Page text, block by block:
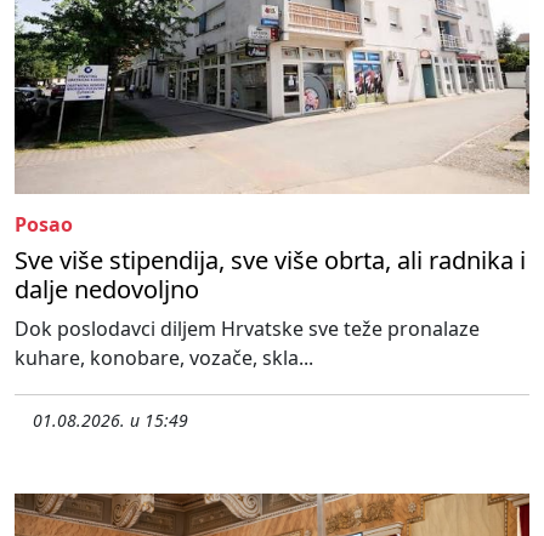
Posao
Sve više stipendija, sve više obrta, ali radnika i
dalje nedovoljno
Dok poslodavci diljem Hrvatske sve teže pronalaze
kuhare, konobare, vozače, skla...
01.08.2026. u 15:49